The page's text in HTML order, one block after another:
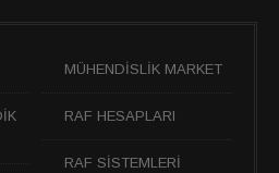
MÜHENDİSLİK MARKET
RAF HESAPLARI
RAF SİSTEMLERİ